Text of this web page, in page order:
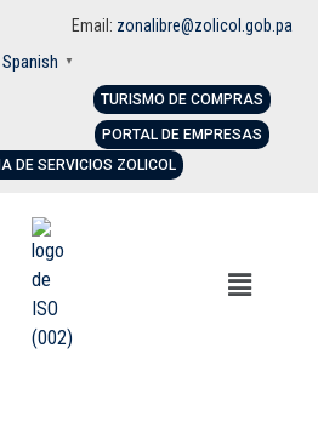
Email: zonalibre@zolicol.gob.pa
Spanish ▼
TURISMO DE COMPRAS
PORTAL DE EMPRESAS
DE SERVICIOS ZOLICOL